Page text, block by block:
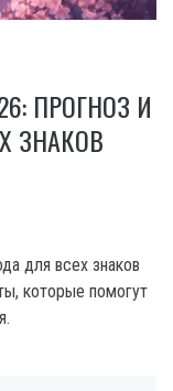
ПРОГНОЗ И
ЗНАКОВ
для всех знаков
которые помогут